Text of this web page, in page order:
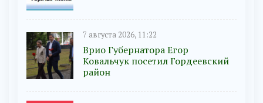
7 августа 2026, 11:22
Врио Губернатора Егор
Ковальчук посетил Гордеевский
район